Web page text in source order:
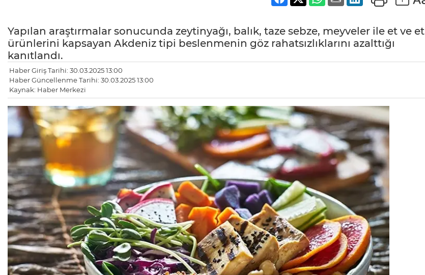
Yapılan araştırmalar sonucunda zeytinyağı, balık, taze sebze, meyveler ile et ve et
ürünlerini kapsayan Akdeniz tipi beslenmenin göz rahatsızlıklarını azalttığı
kanıtlandı.
Haber Giriş Tarihi: 30.03.2025 13:00
Haber Güncellenme Tarihi: 30.03.2025 13:00
Kaynak: Haber Merkezi